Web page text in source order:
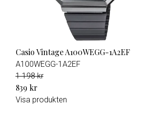
Casio Vintage A100WEGG-1A2EF
A100WEGG-1A2EF
1 198 kr
839 kr
Visa produkten